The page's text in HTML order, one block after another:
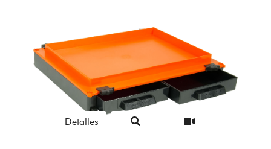
Detalles